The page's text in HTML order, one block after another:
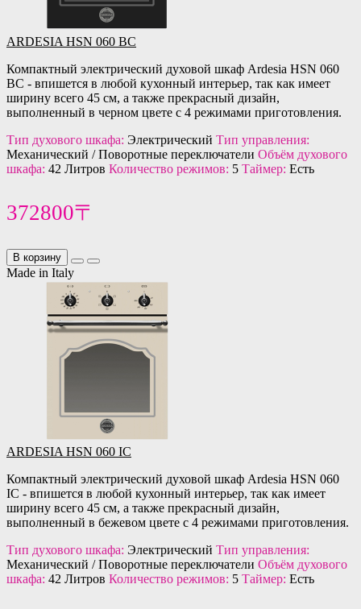
ARDESIA HSN 060 BC
Компактный электрический духовой шкаф Ardesia HSN 060
BC - впишется в любой кухонный интерьер, так как имеет
ширину всего 45 см, а также прекрасный дизайн,
выполненный в черном цвете с 4 режимами приготовления.
Тип духового шкафа: Электрический Тип управления:
Механический / Поворотные переключатели Объём духового
шкафа: 42 Литров Количество режимов: 5 Таймер: Есть
372800〒
В корзину
Made in Italy
ARDESIA HSN 060 IC
Компактный электрический духовой шкаф Ardesia HSN 060
IC - впишется в любой кухонный интерьер, так как имеет
ширину всего 45 см, а также прекрасный дизайн,
выполненный в бежевом цвете с 4 режимами приготовления.
Тип духового шкафа: Электрический Тип управления:
Механический / Поворотные переключатели Объём духового
шкафа: 42 Литров Количество режимов: 5 Таймер: Есть